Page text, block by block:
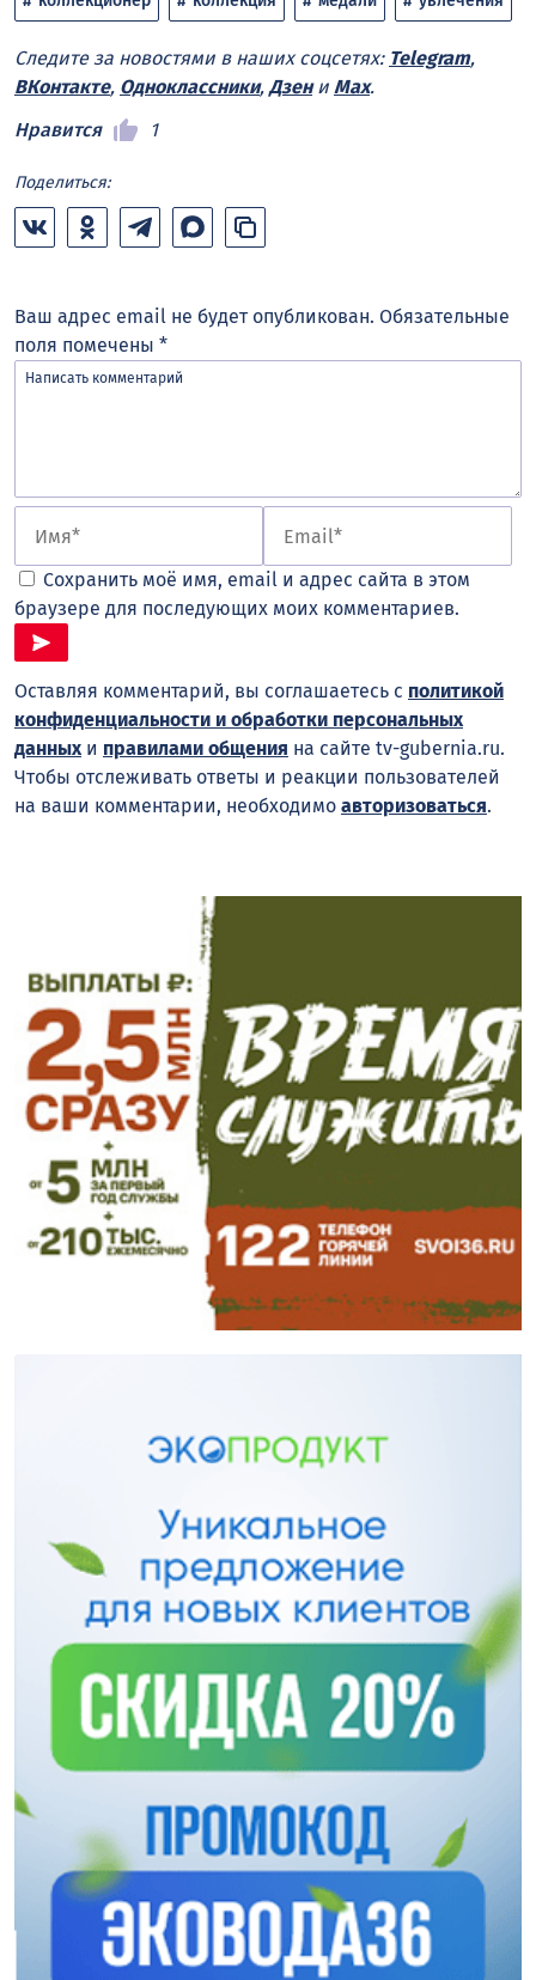
Следите за новостями в наших соцсетях: Telegram,
ВКонтакте, Одноклассники, Дзени Max.
Нравится
1
Поделиться:
Ваш адрес email не будет опубликован. Обязательные
поля помечены *
Сохранить моё имя, email и адрес сайта в этом
браузере для последующих моих комментариев.
Оставляя комментарий, вы соглашаетесь с политикой
конфиденциальности и обработки персональных
данныхи правилами общения на сайте tv-gubernia.ru.
Чтобы отслеживать ответы и реакции пользователей
на ваши комментарии, необходимо авторизоваться.